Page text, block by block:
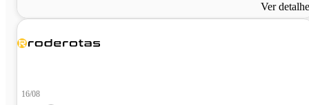
Ver
16/08